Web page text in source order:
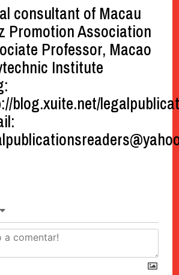
consultant of Macau
Promotion Association
Professor, Macao
Institute
blog.xuite.net/